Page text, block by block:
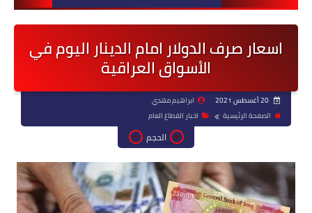
اسعار صرف الدولار امام الدينار اليوم في
الأسواق العراقية
20 أغسطس 2021
ابراهيم مهدي
الصفحة الرئيسية
اخبار القطاع العام
الحجم